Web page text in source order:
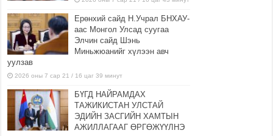
Ерөнхий сайд Н.Учрал БНХАУ-
аас Монгол Улсад суугаа
Элчин сайд Шэнь
Миньжюанийг хүлээн авч
уулзав
2026 оны 7 сар 21 / 16 цаг 39 минут
БҮГД НАЙРАМДАХ
ТАЖИКИСТАН УЛСТАЙ
ЭДИЙН ЗАСГИЙН ХАМТЫН
АЖИЛЛАГААГ ӨРГӨЖҮҮЛНЭ